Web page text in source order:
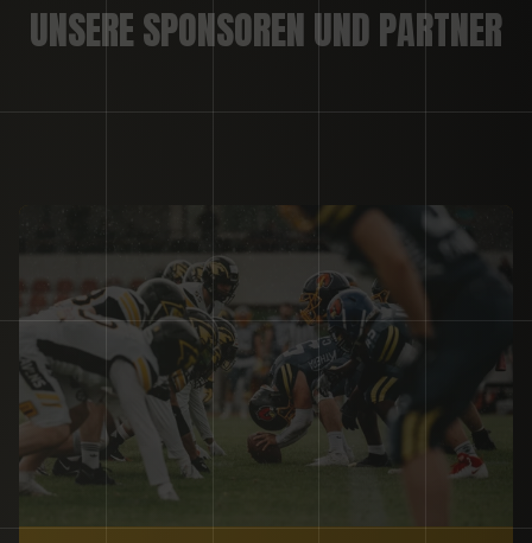
UNSERE SPONSOREN UND PARTNER